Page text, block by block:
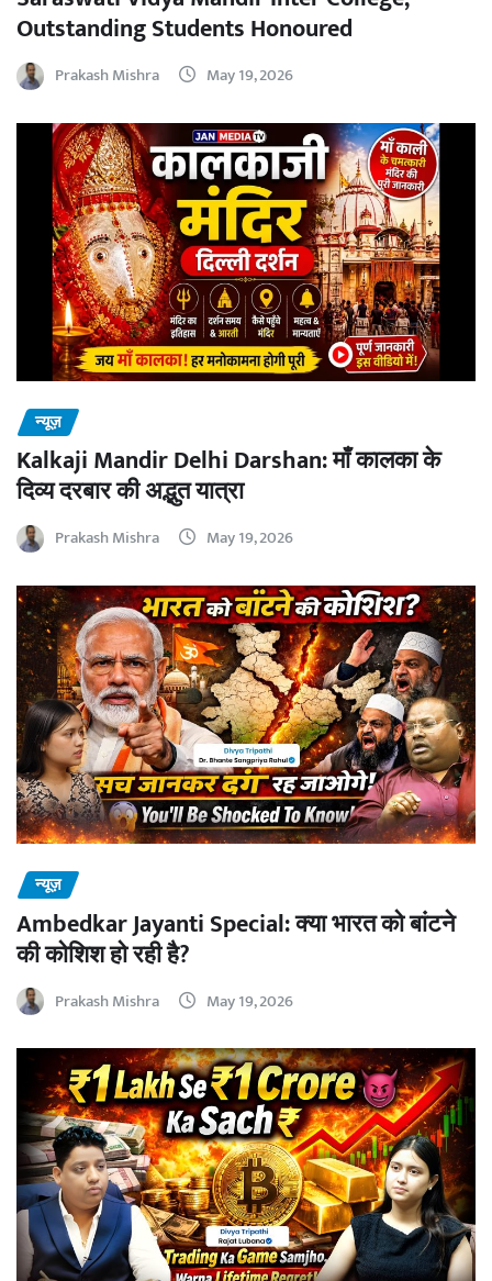
Outstanding Students Honoured
Prakash Mishra May 19, 2026
न्यूज़
Kalkaji Mandir Delhi Darshan: माँ कालका के
दिव्य दरबार की अद्भुत यात्रा
Prakash Mishra May 19, 2026
न्यूज़
Ambedkar Jayanti Special: क्या भारत को बांटने
की कोशिश हो रही है?
Prakash Mishra May 19, 2026